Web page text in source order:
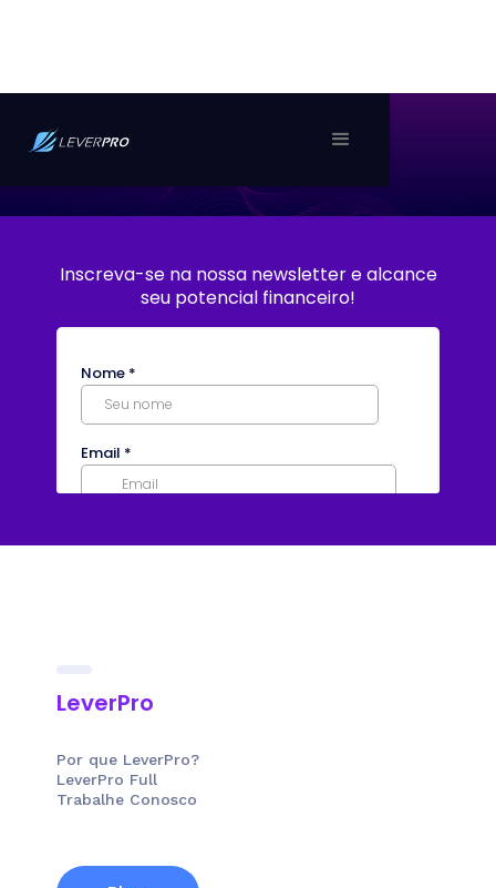
Inscreva-se na nossa newsletter e alcance
seu potencial financeiro!
LeverPro
Por que LeverPro?
LeverPro Full
Trabalhe Conosco